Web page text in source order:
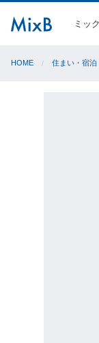
ミッ
HOME 住まい・宿泊